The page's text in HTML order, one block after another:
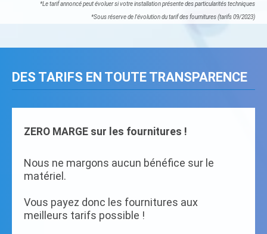
*Le tarif annoncé peut évoluer si votre installation présente des particularités techniques
*Sous réserve de l'évolution du tarif des fournitures (tarifs 09/2023)
DES TARIFS EN TOUTE TRANSPARENCE
ZERO MARGE sur les fournitures !
Nous ne margons aucun bénéfice sur le
matériel.
Vous payez donc les fournitures aux
meilleurs tarifs possible !